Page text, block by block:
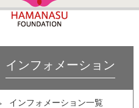
インフォメーション
インフォメーション一覧